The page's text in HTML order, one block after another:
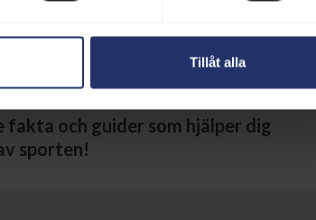
Tillåt alla
galoppsporten
fakta och guider som hjälper dig
sporten!